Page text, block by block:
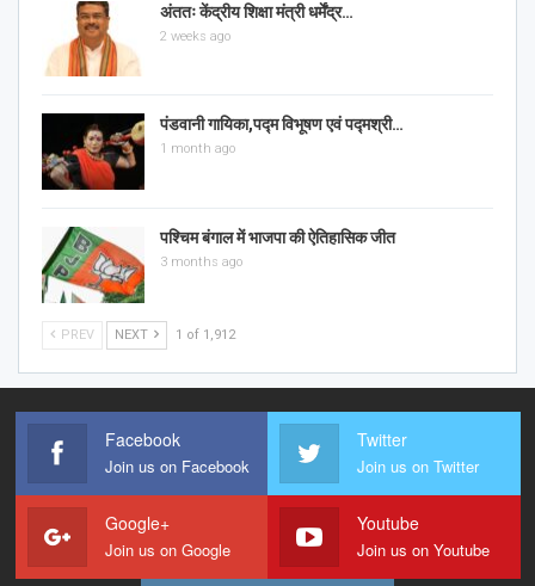
अंततः केंद्रीय शिक्षा मंत्री धर्मेंद्र…
2 weeks ago
पंडवानी गायिका,पद्म विभूषण एवं पद्मश्री…
1 month ago
पश्चिम बंगाल में भाजपा की ऐतिहासिक जीत
3 months ago
PREV NEXT 1 of 1,912
Facebook
Join us on Facebook
Twitter
Join us on Twitter
Google+
Join us on Google
Youtube
Join us on Youtube